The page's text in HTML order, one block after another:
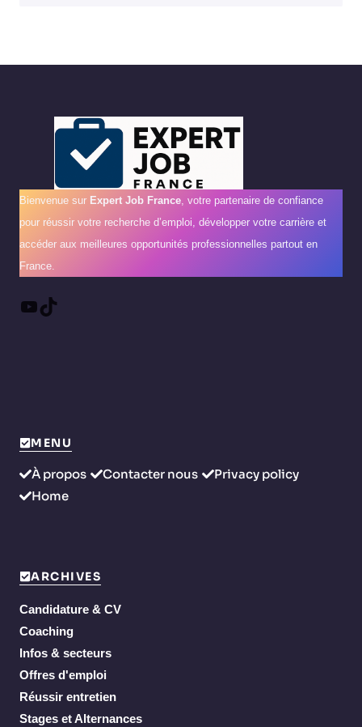
Bienvenue sur Expert Job France , votre partenaire de confiance
pour réussir votre recherche d’emploi, développer votre carrière et
accéder aux meilleures opportunités professionnelles partout en
France.
YouTube
TikTok
MENU
À propos Contacter nous
Privacy policy
Home
ARCHIVES
Candidature & CV
Coaching
Infos & secteurs
Offres d'emploi
Réussir entretien
Stages et Alternances